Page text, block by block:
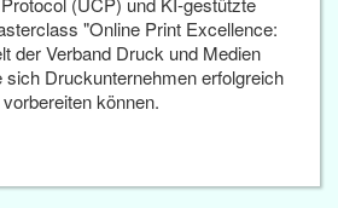
"Online Print Excellence:
der Verband Druck und Medien
Druckunternehmen erfolgreich
können.